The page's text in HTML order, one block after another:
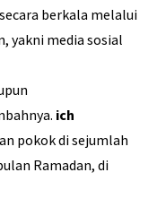
berkala melalui
yakni media sosial
ich
pokok di sejumlah
Ramadan, di